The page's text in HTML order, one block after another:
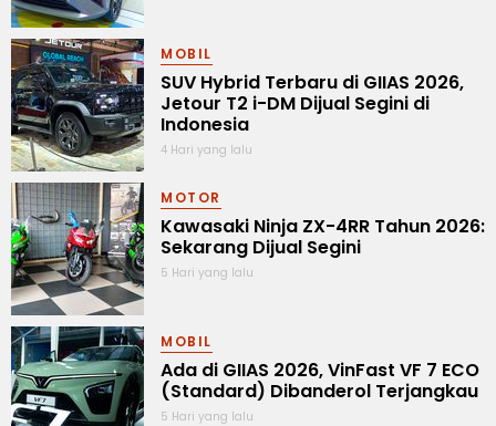
MOBIL
SUV Hybrid Terbaru di GIIAS 2026,
Jetour T2 i-DM Dijual Segini di
Indonesia
4 Hari yang lalu
MOTOR
Kawasaki Ninja ZX-4RR Tahun 2026:
Sekarang Dijual Segini
5 Hari yang lalu
MOBIL
Ada di GIIAS 2026, VinFast VF 7 ECO
(Standard) Dibanderol Terjangkau
5 Hari yang lalu